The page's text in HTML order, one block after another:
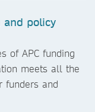
and policy
of APC funding
meets all the
funders and